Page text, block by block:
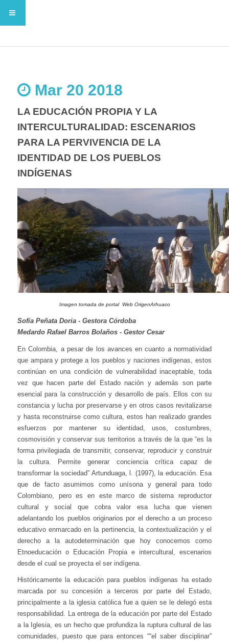
Mar 20 2018
LA EDUCACIÓN PROPIA Y LA
INTERCULTURALIDAD: ESCENARIOS
PARA LA PERVIVENCIA DE LA
IDENTIDAD DE LOS PUEBLOS
INDÍGENAS
Imagen tomada de portal Web OrigenArhuaco
Sofía Peñata Doria - Gestora Córdoba
Medardo Rafael Barros Bolaños - Gestor Cesar
En Colombia, a pesar de los avances en cuanto a normatividad
que ampara y protege a los pueblos y naciones indígenas, estos
continúan en una condición de vulnerabilidad inaceptable, toda
vez que hacen parte del Estado nación y además son parte
esencial para la construcción y desarrollo de país. Ellos con su
constancia y lucha por preservarse y en otros casos revitalizarse
y hasta reconstruirse como cultura, estos han realizado grandes
esfuerzos por mantener su identidad, usos, costumbres,
cosmovisión y conservar sus territorios a través de la que “es la
forma privilegiada de transmitir, conservar, reproducir y construir
la cultura. Permite generar conciencia crítica capaz de
transformar la sociedad” Artunduaga, l. (1997), la educación. Esa
que de facto asumimos como unísona y general para todo
Colombiano, pero es en este marco de sistema reproductor
cultural y social que cobra valor esa lucha que vienen
adelantando los pueblos originarios por el derecho a un proceso
educativo enmarcado en la pertinencia, la contextualización y el
derecho a la autodeterminación que hoy conocemos como
Etnoeducación o Educación Propia e intercultural, escenarios
desde el cual se proyecta el ser indígena.
Históricamente la educación para pueblos indígenas ha estado
marcada por su concesión a terceros por parte del Estado,
principalmente a la iglesia católica fue a quien se le delegó esta
responsabilidad. La entrega de la educación por parte del Estado
a la Iglesia, es un hecho que profundiza la ruptura cultural de las
comunidades, puesto que para entonces ““el saber disciplinar”